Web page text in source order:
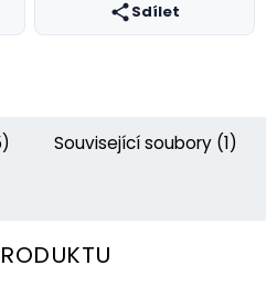
Sdílet
Související soubory (1)